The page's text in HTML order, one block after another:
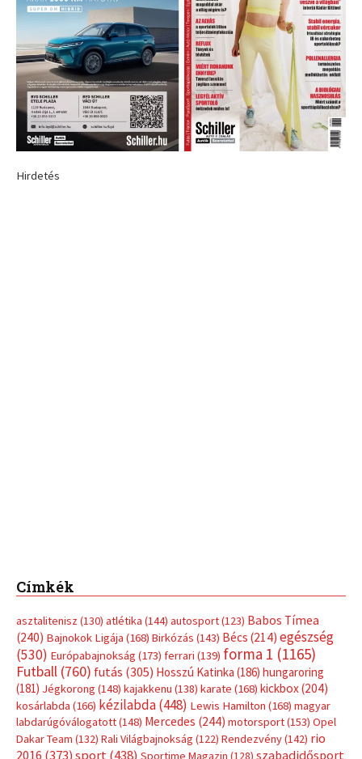
Hirdetés